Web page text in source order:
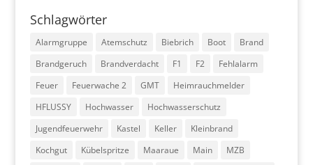
Schlagwörter
Alarmgruppe Atemschutz Biebrich Boot
Brand
Brandgeruch
Brandverdacht F1 F2
Fehlalarm
Feuer
Feuerwache 2 GMT
Heimrauchmelder
HFLUSSY
Hochwasser
Hochwasserschutz
Jugendfeuerwehr
Kastel Keller
Kleinbrand
Kochgut
Kübelspritze Maaraue Main
MZB